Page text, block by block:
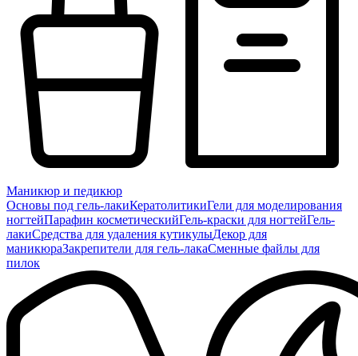
Маникюр и педикюр
Основы под гель-лакиКератолитикиГели для моделирования
ногтейПарафин косметическийГель-краски для ногтейГель-
лакиСредства для удаления кутикулыДекор для
маникюраЗакрепители для гель-лакаСменные файлы для
пилок